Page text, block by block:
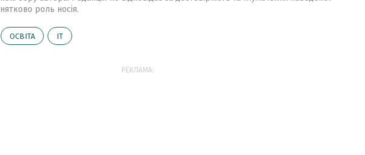
роль носія.
ОСВІТА ІТ
РЕКЛАМА: